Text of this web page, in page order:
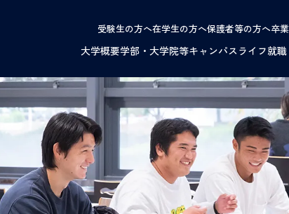
受験生の方へ在学生の方へ保護者等の方へ卒
大学概要学部・大学院等キャンパスライフ就